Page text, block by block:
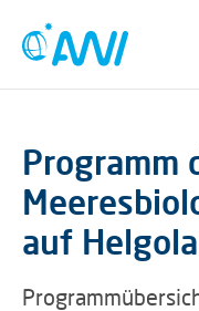
Programm
auf